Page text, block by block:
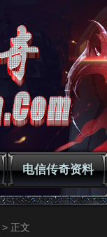
电信传奇资料
> 正文